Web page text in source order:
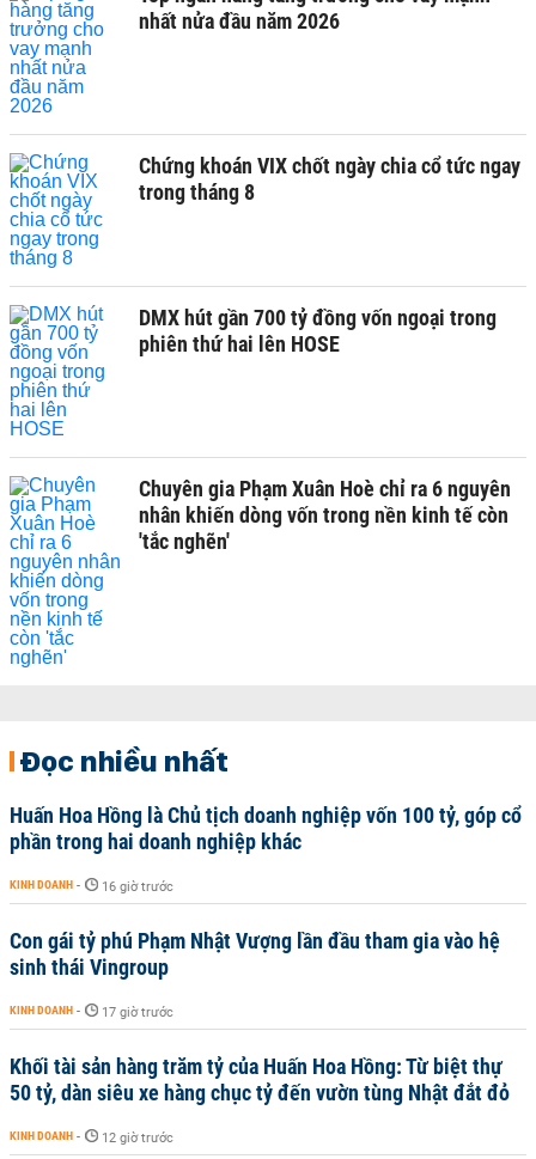
nhất nửa đầu năm 2026
Chứng khoán VIX chốt ngày chia cổ tức ngay
trong tháng 8
DMX hút gần 700 tỷ đồng vốn ngoại trong
phiên thứ hai lên HOSE
Chuyên gia Phạm Xuân Hoè chỉ ra 6 nguyên
nhân khiến dòng vốn trong nền kinh tế còn
'tắc nghẽn'
Đọc nhiều nhất
Huấn Hoa Hồng là Chủ tịch doanh nghiệp vốn 100 tỷ, góp cổ
phần trong hai doanh nghiệp khác
KINH DOANH - 16 giờ trước
Con gái tỷ phú Phạm Nhật Vượng lần đầu tham gia vào hệ
sinh thái Vingroup
KINH DOANH - 17 giờ trước
Khối tài sản hàng trăm tỷ của Huấn Hoa Hồng: Từ biệt thự
50 tỷ, dàn siêu xe hàng chục tỷ đến vườn tùng Nhật đắt đỏ
KINH DOANH - 12 giờ trước